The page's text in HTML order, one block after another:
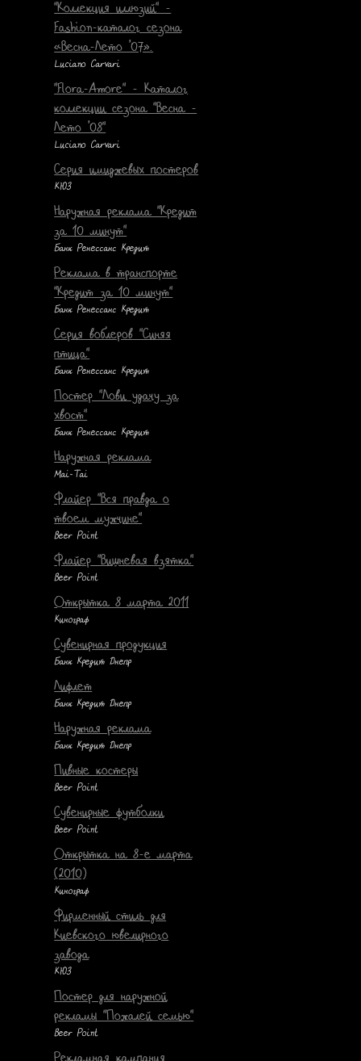
"Коллекция иллюзий" -
Fashion-каталог сезона
«Весна-Лето ’07».
Luciano Carvari
"Flora-Amore" - Каталог
коллекции сезона "Весна -
Лето ’08"
Luciano Carvari
Серия имиджевых постеров
КЮЗ
Наружная реклама "Кредит
за 10 минут"
Банк Ренессанс Кредит
Реклама в транспорте
"Кредит за 10 минут"
Банк Ренессанс Кредит
Серия воблеров "Синяя
птица"
Банк Ренессанс Кредит
Постер "Лови удачу за
хвост"
Банк Ренессанс Кредит
Наружная реклама
Mai-Tai
Флайер "Вся правда о
твоем мужчине"
Beer Point
Флайер "Вишневая взятка"
Beer Point
Открытка 8 марта 2011
Кинограф
Сувенирная продукция
Банк Кредит Днепр
Лифлет
Банк Кредит Днепр
Наружная реклама
Банк Кредит Днепр
Пивные костеры
Beer Point
Сувенирные футболки
Beer Point
Открытка на 8-е марта
(2010)
Кинограф
Фирменный стиль для
Киевского ювелирного
завода
КЮЗ
Постер для наружной
рекламы "Пожалей семью"
Beer Point
Рекламная кампания